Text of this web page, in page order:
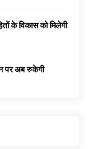
के विकास को मिलेगी
अब रुकेगी